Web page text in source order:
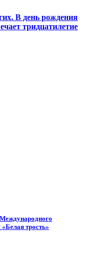
В день рождения
тридцатилетие
трость»